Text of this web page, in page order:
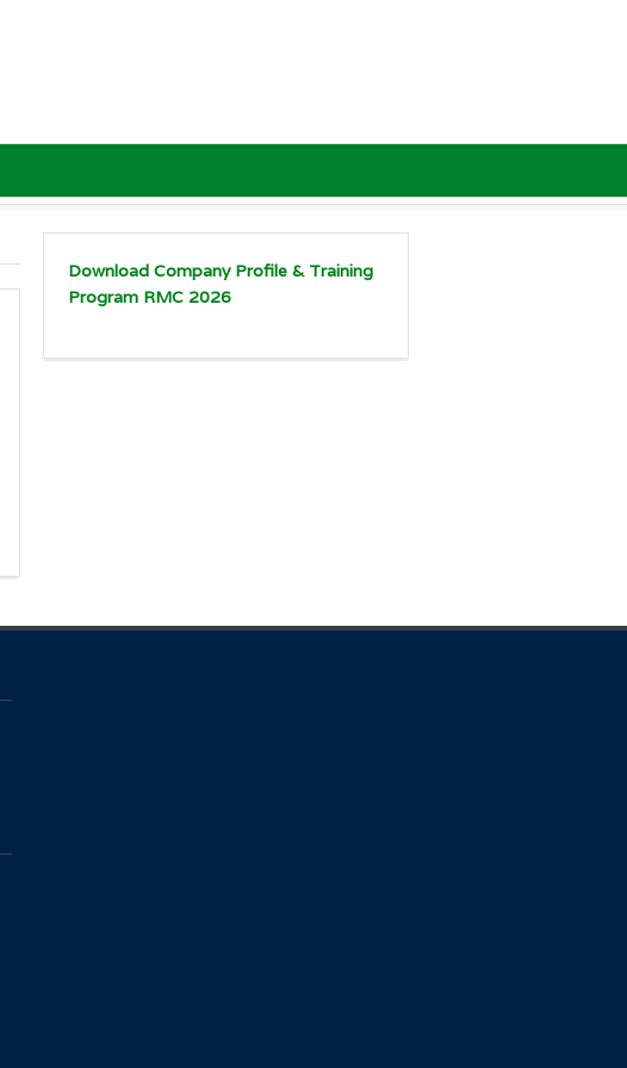
Download Company Profile & Training
Program RMC 2026